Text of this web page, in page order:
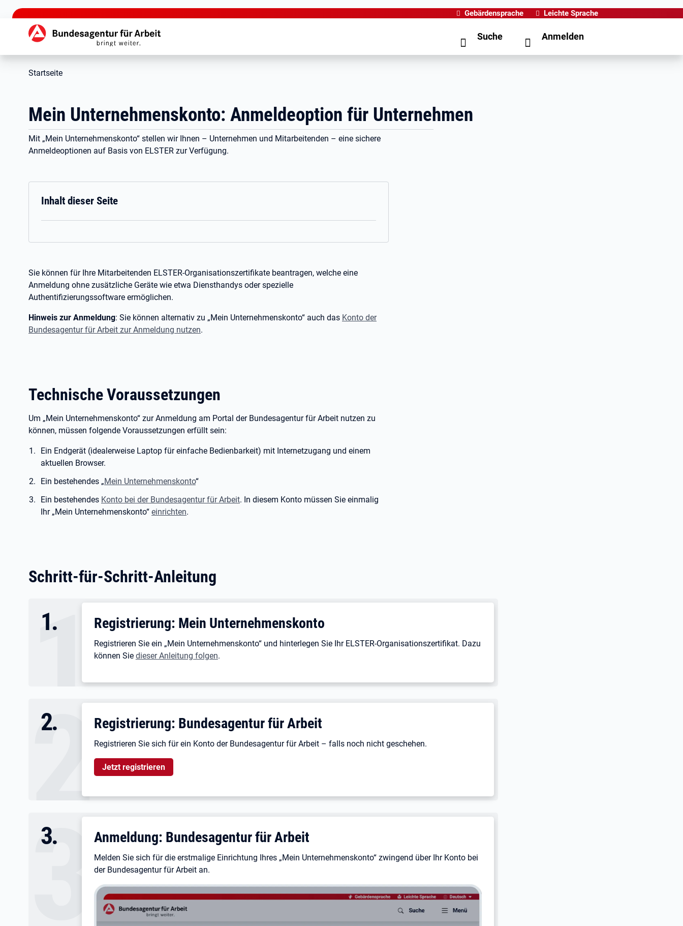
zu den Hauptinhalten springen
Gebärdensprache Leichte Sprache
Hauptnavigation Suche Anmelden
Startseite
Mein Unternehmenskonto: Anmeldeoption für Unternehmen
Mit „Mein Unternehmenskonto“ stellen wir Ihnen – Unternehmen und Mitarbeitenden – eine sichere
Anmeldeoptionen auf Basis von ELSTER zur Verfügung.
Inhalt dieser Seite
Sie können für Ihre Mitarbeitenden ELSTER-Organisationszertifikate beantragen, welche eine
Anmeldung ohne zusätzliche Geräte wie etwa Diensthandys oder spezielle
Authentifizierungssoftware ermöglichen.
Hinweis zur Anmeldung: Sie können alternativ zu „Mein Unternehmenskonto“ auch das Konto der
Bundesagentur für Arbeit zur Anmeldung nutzen.
Technische Voraussetzungen
Um „Mein Unternehmenskonto“ zur Anmeldung am Portal der Bundesagentur für Arbeit nutzen zu
können, müssen folgende Voraussetzungen erfüllt sein:
Ein Endgerät (idealerweise Laptop für einfache Bedienbarkeit) mit Internetzugang und einem
aktuellen Browser.
Ein bestehendes „Mein Unternehmenskonto“
Ein bestehendes Konto bei der Bundesagentur für Arbeit. In diesem Konto müssen Sie einmalig
Ihr „Mein Unternehmenskonto“ einrichten.
Schritt-für-Schritt-Anleitung
1. Registrierung: Mein Unternehmenskonto
Registrieren Sie ein „Mein Unternehmenskonto“ und hinterlegen Sie Ihr ELSTER-Organisationszertifikat. Dazu
können Sie dieser Anleitung folgen.
2. Registrierung: Bundesagentur für Arbeit
Registrieren Sie sich für ein Konto der Bundesagentur für Arbeit – falls noch nicht geschehen.
Jetzt registrieren
3. Anmeldung: Bundesagentur für Arbeit
Melden Sie sich für die erstmalige Einrichtung Ihres „Mein Unternehmenskonto“ zwingend über Ihr Konto bei
der Bundesagentur für Arbeit an.